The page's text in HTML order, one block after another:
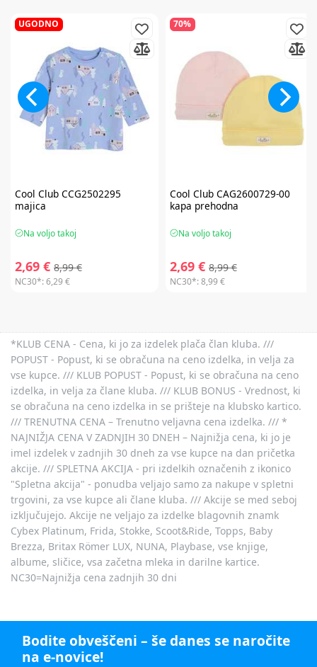
UGODNO
Cool ClubCCG2502295
majica
Na voljo takoj
2,69 € 8,99 €
NC30*:6,29 €
70%
Cool ClubCAG2600729-00
kapa prehodna
Na voljo takoj
2,69 € 8,99 €
NC30*:8,99 €
*KLUB CENA - Cena, ki jo za izdelek plača član kluba. ///
POPUST - Popust, ki se obračuna na ceno izdelka, in velja za
vse kupce. /// KLUB POPUST - Popust, ki se obračuna na ceno
izdelka, in velja za člane kluba. /// KLUB BONUS - Vrednost, ki
se obračuna na ceno izdelka in se prišteje na klubsko kartico.
/// TRENUTNA CENA – Trenutno veljavna cena izdelka. /// *
NAJNIŽJA CENA V ZADNJIH 30 DNEH – Najnižja cena, ki jo je
imel izdelek v zadnjih 30 dneh za vse kupce na dan pričetka
akcije. /// SPLETNA AKCIJA - pri izdelkih označenih z ikonico
"Spletna akcija" - ponudba veljajo samo za nakupe v spletni
trgovini, za vse kupce ali člane kluba. /// Akcije se med seboj
izključujejo. Akcije ne veljajo za izdelke blagovnih znamk
Cybex Platinum, Frida, Stokke, Scoot&Ride, Topps, Baby
Brezza, Britax Römer LUX, NUNA, Playbase, vse knjige,
albume, sličice, vsa začetna mleka in darilne kartice.
NC30=Najnižja cena zadnjih 30 dni
Bodite obveščeni – še danes se naročite
na e-novice!